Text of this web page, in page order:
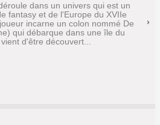
dans un univers qui est un
fantasy et de l'Europe du XVIIe
incarne un colon nommé De
qui débarque dans une île du
d'être découvert...